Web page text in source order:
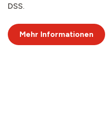
DSS.
Mehr Informationen